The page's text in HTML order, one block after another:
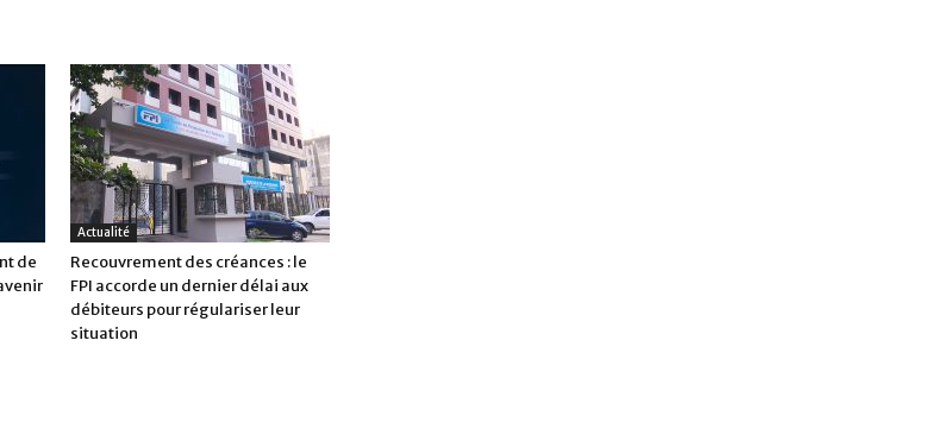
de
Actualité
Recouvrement des créances : le
FPI accorde un dernier délai aux
débiteurs pour régulariser leur
situation